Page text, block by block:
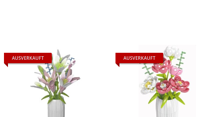
AUSVERKAUFT AUSVERKAUFT